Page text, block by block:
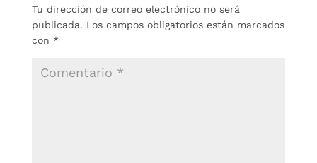
Tu dirección de correo electrónico no será
publicada. Los campos obligatorios están marcados
con *